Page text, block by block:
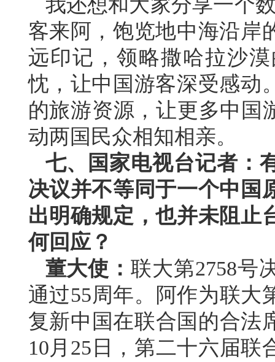
我还想和大家分享一个
客来阿，饱览地中海沿岸
远印记，领略撒哈拉沙
忱，让中国游客深受感动
的旅游资源，让更多中国
动两国民众相知相亲。
七、国家电视台记者：
决议并不等同于一个中国
出明确规定，也并未阻止
何回应？
董大使：联大第2758号
通过55周年。阿作为联大
复新中国在联合国的合法
10月25日，第二十六届联